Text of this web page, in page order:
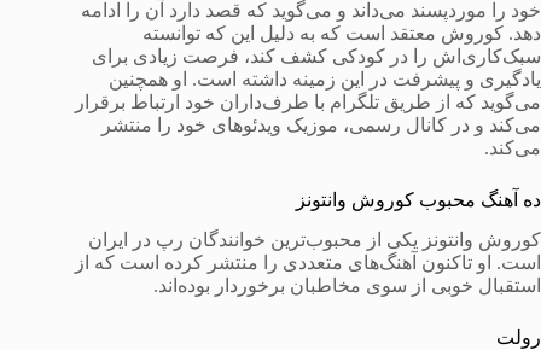
خود را موردپسند می‌داند و می‌گوید که قصد دارد آن را ادامه
دهد. کوروش معتقد است که به دلیل این که توانسته
سبک‌کاری‌اش را در کودکی کشف کند، فرصت زیادی برای
یادگیری و پیشرفت در این زمینه داشته است. او همچنین
می‌گوید که از طریق تلگرام با طرف‌داران خود ارتباط برقرار
می‌کند و در کانال رسمی، موزیک ویدئوهای خود را منتشر
می‌کند.
ده آهنگ محبوب کوروش وانتونز
کوروش وانتونز یکی از محبوب‌ترین خوانندگان رپ در ایران
است. او تاکنون آهنگ‌های متعددی را منتشر کرده است که از
استقبال خوبی از سوی مخاطبان برخوردار بوده‌اند.
رولت